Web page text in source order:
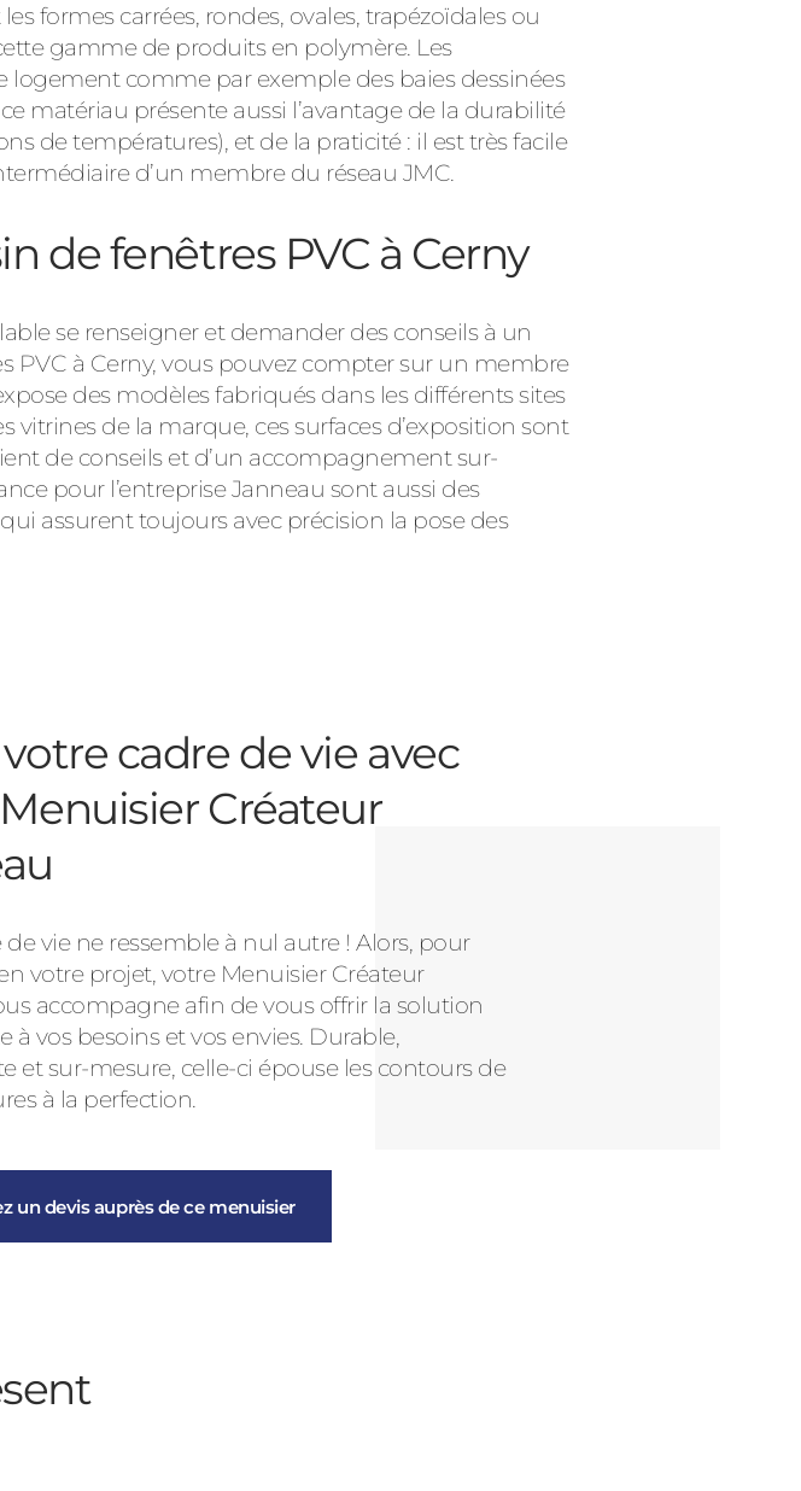
formes carrées, rondes, ovales, trapézoïdales ou
gamme de produits en polymère. Les
logement comme par exemple des baies dessinées
matériau présente aussi l’avantage de la durabilité
de températures), et de la praticité : il est très facile
d’un membre du réseau JMC.
de fenêtres PVC à Cerny
se renseigner et demander des conseils à un
PVC à Cerny, vous pouvez compter sur un membre
des modèles fabriqués dans les différents sites
de la marque, ces surfaces d’exposition sont
de conseils et d’un accompagnement sur-
pour l’entreprise Janneau sont aussi des
assurent toujours avec précision la pose des
cadre de vie avec
Créateur
de vie ne ressemble à nul autre ! Alors, pour
votre projet, votre Menuisier Créateur
accompagne afin de vous offrir la solution
à vos besoins et vos envies. Durable,
et sur-mesure, celle-ci épouse les contours de
à la perfection.
un devis auprès de ce menuisier